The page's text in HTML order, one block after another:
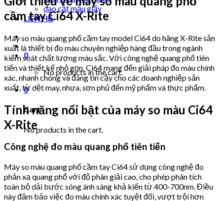
dao cắt mẫu giấy
LIÊN HỆ
0
No products in the cart.
0
Cart
No products in the cart.
cầm tay Ci64 X-Rite
Máy so màu quang phổ cầm tay model Ci64 do hãng X-Rite sản
xuất là thiết bị đo màu chuyên nghiệp hàng đầu trong ngành
kiểm soát chất lượng màu sắc. Với công nghệ quang phổ tiên
tiến và thiết kế nhỏ gọn, Ci64 mang đến giải pháp đo màu chính
xác, nhanh chóng và đáng tin cậy cho các doanh nghiệp sản
xuất, từ dệt may, nhựa, sơn phủ đến mỹ phẩm và thực phẩm.
Tính năng nổi bật của máy so màu Ci64
X-Rite
Công nghệ đo màu quang phổ tiên tiến
Máy so màu quang phổ cầm tay Ci64 sử dụng công nghệ đo
phản xạ quang phổ với độ phân giải cao, cho phép phân tích
toàn bộ dải bước sóng ánh sáng khả kiến từ 400-700nm. Điều
này đảm bảo việc đo màu chính xác tuyệt đối, vượt trội hơn